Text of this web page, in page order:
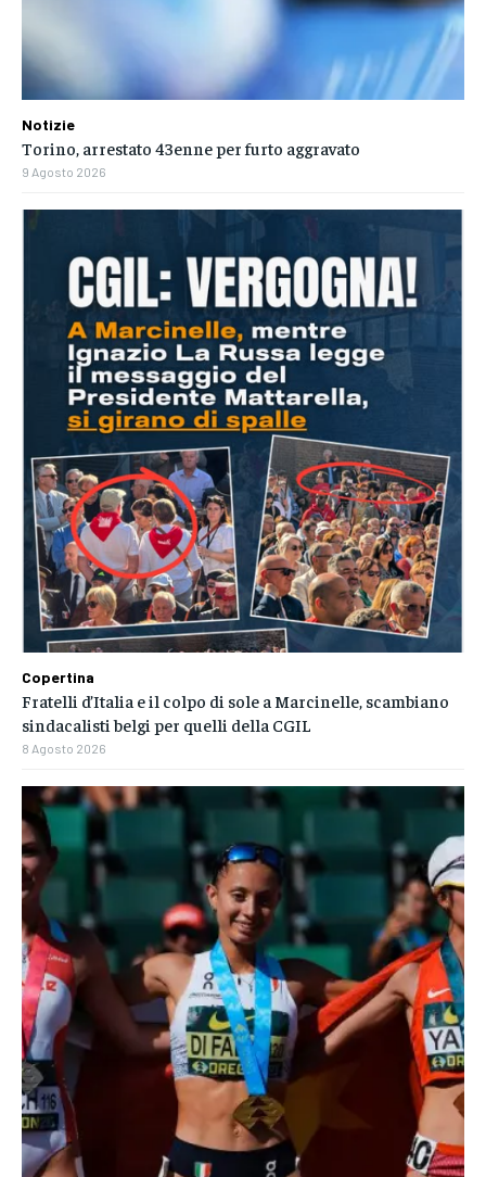
Notizie
Torino, arrestato 43enne per furto aggravato
9 Agosto 2026
Copertina
Fratelli d’Italia e il colpo di sole a Marcinelle, scambiano
sindacalisti belgi per quelli della CGIL
8 Agosto 2026